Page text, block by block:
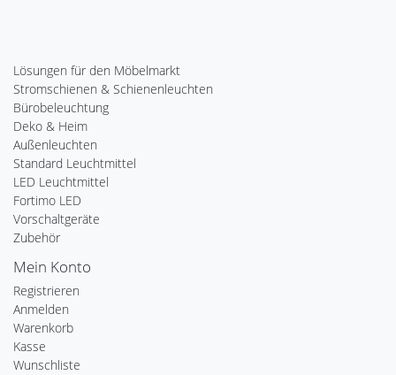
Lösungen für den Möbelmarkt
Stromschienen & Schienenleuchten
Bürobeleuchtung
Deko & Heim
Außenleuchten
Standard Leuchtmittel
LED Leuchtmittel
Fortimo LED
Vorschaltgeräte
Zubehör
Mein Konto
Registrieren
Anmelden
Warenkorb
Kasse
Wunschliste